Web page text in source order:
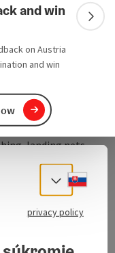
and win
on Austria
and win
...)
landing nets,
Select
privacy policy